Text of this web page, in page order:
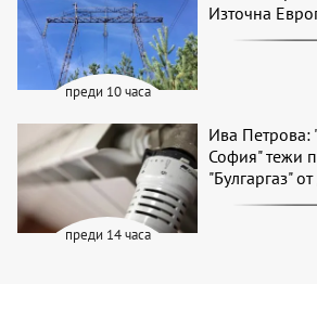
преди 10 часа
Източна
преди 14 часа
Ива Петрова:
София" тежи
"Булгаргаз"